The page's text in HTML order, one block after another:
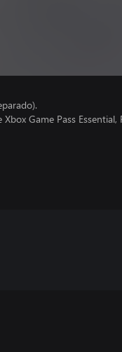
Game Pass